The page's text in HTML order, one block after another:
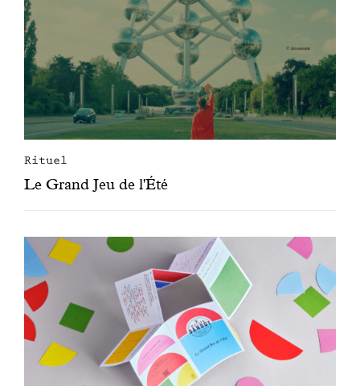
Rituel
Le Grand Jeu de l'Été